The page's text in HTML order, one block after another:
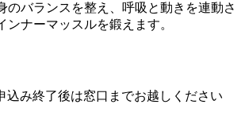
のバランスを整え、呼吸と動きを連動さ
ンナーマッスルを鍛えます。
込み終了後は窓口までお越しください